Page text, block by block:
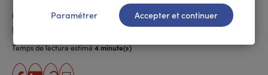
Publié le 28.10.2019
Delphine Delarue (ANPM-France Mutualité)
Temps de lecture estimé4 minute(s)
Paramétrer Accepter et continuer